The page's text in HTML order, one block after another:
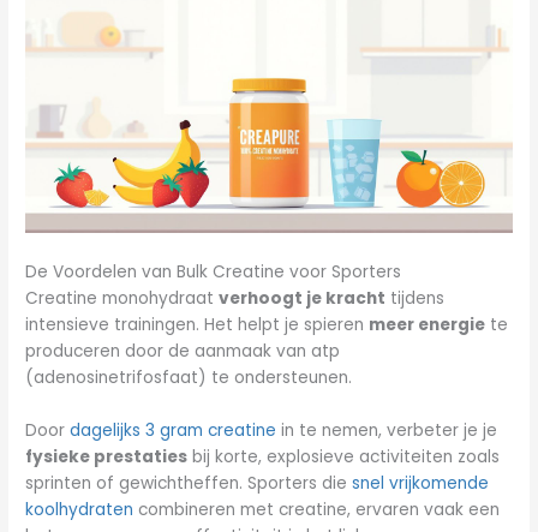
De Voordelen van Bulk Creatine voor Sporters
Creatine monohydraatverhoogt je kracht tijdens
intensieve trainingen. Het helpt je spieren meer energie te
produceren door de aanmaak van atp
(adenosinetrifosfaat) te ondersteunen.
Doordagelijks 3 gram creatine in te nemen, verbeter je je
fysieke prestaties bij korte, explosieve activiteiten zoals
sprinten of gewichtheffen. Sporters diesnel vrijkomende
koolhydraten combineren met creatine, ervaren vaak een